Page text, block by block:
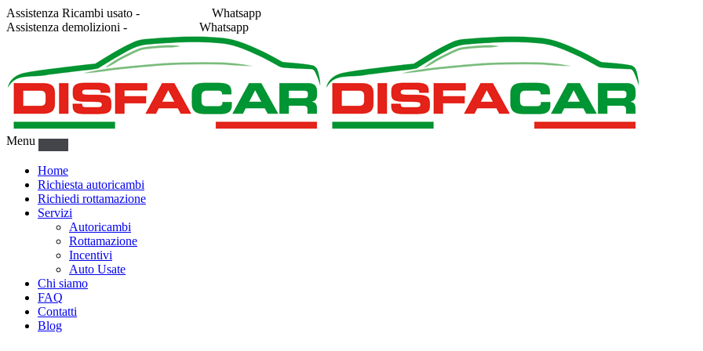
Assistenza Ricambi usato -
Whatsapp
Assistenza demolizioni -
Whatsapp
Menu
Home
Richiesta autoricambi
Richiedi rottamazione
Servizi
Autoricambi
Rottamazione
Incentivi
Auto Usate
Chi siamo
FAQ
Contatti
Blog